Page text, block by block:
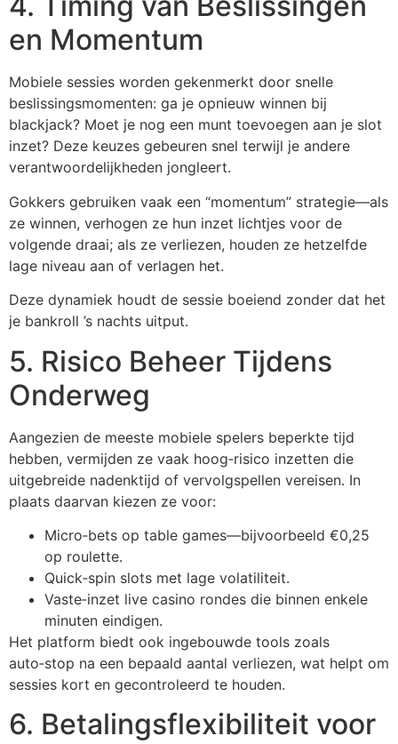
en Momentum
Mobiele sessies worden gekenmerkt door snelle
beslissingsmomenten: ga je opnieuw winnen bij
blackjack? Moet je nog een munt toevoegen aan je slot
inzet? Deze keuzes gebeuren snel terwijl je andere
verantwoordelijkheden jongleert.
Gokkers gebruiken vaak een “momentum” strategie—als
ze winnen, verhogen ze hun inzet lichtjes voor de
volgende draai; als ze verliezen, houden ze hetzelfde
lage niveau aan of verlagen het.
Deze dynamiek houdt de sessie boeiend zonder dat het
je bankroll ’s nachts uitput.
5. Risico Beheer Tijdens
Onderweg
Aangezien de meeste mobiele spelers beperkte tijd
hebben, vermijden ze vaak hoog‑risico inzetten die
uitgebreide nadenktijd of vervolgspellen vereisen. In
plaats daarvan kiezen ze voor:
Micro‑bets op table games—bijvoorbeeld €0,25
op roulette.
Quick‑spin slots met lage volatiliteit.
Vaste‑inzet live casino rondes die binnen enkele
minuten eindigen.
Het platform biedt ook ingebouwde tools zoals
auto‑stop na een bepaald aantal verliezen, wat helpt om
sessies kort en gecontroleerd te houden.
6. Betalingsflexibiliteit voor